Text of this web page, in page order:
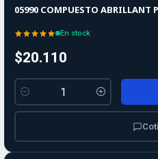
05990 COMPUESTO ABRILLANT
En stock
$20.110
Cantidad